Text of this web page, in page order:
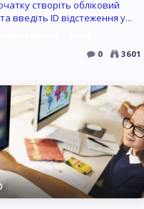
створіть обліковий
введіть ID відстеження у...
0 3601